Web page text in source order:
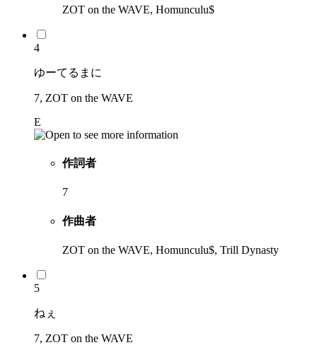
ZOT on the WAVE, Homunculu$
4
ゆーてるまに
7, ZOT on the WAVE
E
作詞者
7
作曲者
ZOT on the WAVE, Homunculu$, Trill Dynasty
5
ねぇ
7, ZOT on the WAVE